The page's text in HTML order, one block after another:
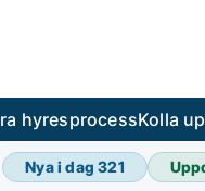
hyresprocessKolla
Nya i dag321